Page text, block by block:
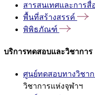
สารสนเทศและการสื่
พื้นที่สร้างสรรค์
พิพิธภัณฑ์
บริการทดสอบและวิชาการ
ศูนย์ทดสอบทางวิชา
วิชาการแห่งจุฬาฯ